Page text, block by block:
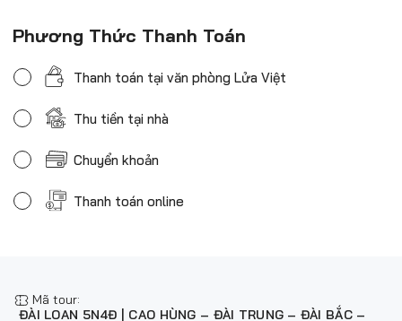
Phương Thức Thanh Toán
Thanh toán tại văn phòng Lửa Việt
Thu tiền tại nhà
Chuyển khoản
Thanh toán online
Mã tour:
ĐÀI LOAN 5N4Đ | CAO HÙNG – ĐÀI TRUNG – ĐÀI BẮC –